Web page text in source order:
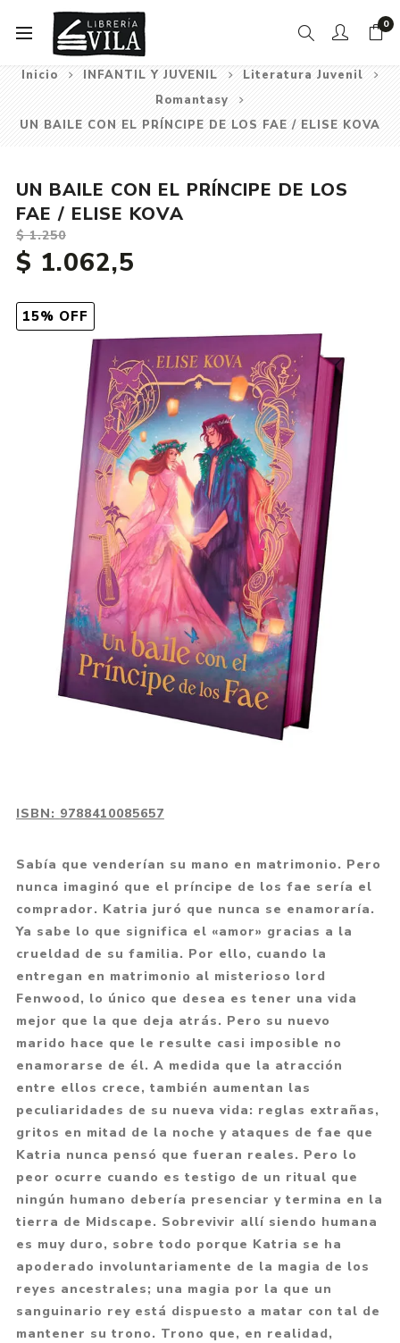
0
Inicio INFANTIL Y JUVENIL
Literatura Juvenil
Romantasy
UN BAILE CON EL PRÍNCIPE DE LOS FAE / ELISE KOVA
15% OFF
UN BAILE CON EL PRÍNCIPE DE LOS
FAE / ELISE KOVA
$ 1.250
$ 1.062,5
ISBN: 9788410085657
Sabía que venderían su mano en matrimonio. Pero
nunca imaginó que el príncipe de los fae sería el
comprador. Katria juró que nunca se enamoraría.
Ya sabe lo que significa el «amor» gracias a la
crueldad de su familia. Por ello, cuando la
entregan en matrimonio al misterioso lord
Fenwood, lo único que desea es tener una vida
mejor que la que deja atrás. Pero su nuevo
marido hace que le resulte casi imposible no
enamorarse de él. A medida que la atracción
entre ellos crece, también aumentan las
peculiaridades de su nueva vida: reglas extrañas,
gritos en mitad de la noche y ataques de fae que
Katria nunca pensó que fueran reales. Pero lo
peor ocurre cuando es testigo de un ritual que
ningún humano debería presenciar y termina en la
tierra de Midscape. Sobrevivir allí siendo humana
es muy duro, sobre todo porque Katria se ha
apoderado involuntariamente de la magia de los
reyes ancestrales; una magia por la que un
sanguinario rey está dispuesto a matar con tal de
mantener su trono. Trono que, en realidad,